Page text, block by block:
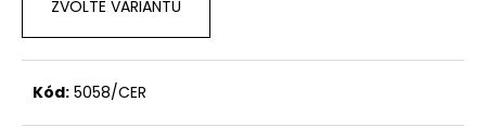
ZVOLTE VARIANTU
Kód: 5058/CER